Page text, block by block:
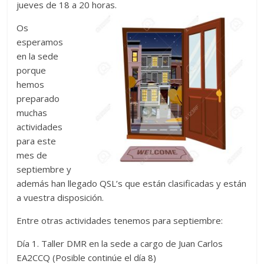
Zaragoza
URZ
jueves de 18 a 20 horas.
Os
esperamos
en la sede
porque
hemos
preparado
muchas
actividades
para este
mes de
septiembre y
además han llegado QSL’s que están clasificadas y están
a vuestra disposición.
Entre otras actividades tenemos para septiembre:
Día 1. Taller DMR en la sede a cargo de Juan Carlos
EA2CCQ (Posible continúe el día 8)